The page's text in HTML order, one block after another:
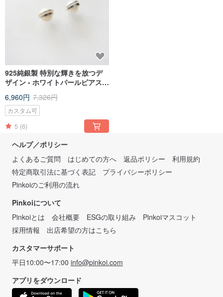
925純銀製 特別な輝きを放つデ
ザイン - ホワイトパールピアス
ピング付き
6,960円 7,326円
カスタム可
5 (6)
ヘルプ／ポリシー
よくあるご質問
はじめての方へ 返品ポリシー
利用規約
特定商取引法に基づく表記
プライバシーポリシー
Pinkoiのご利用の流れ
Pinkoiについて
Pinkoiとは
会社概要 ESGの取り組み
Pinkoiマスコット
採用情報
出店希望の方はこちら
カスタマーサポート
平日10:00〜17:00 info@pinkoi.com
アプリをダウンロード